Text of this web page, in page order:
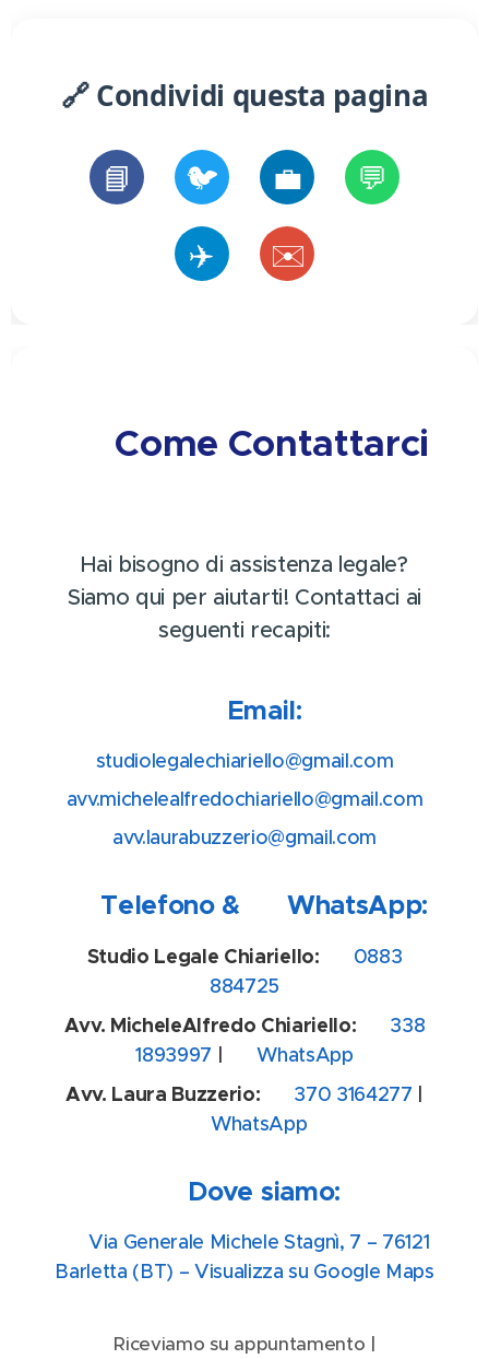
🔗 Condividi questa pagina
📘 🐦 💼
💬
✈️
✉️
📞 Come Contattarci
Hai bisogno di assistenza legale?
Siamo qui per aiutarti! Contattaci ai
seguenti recapiti:
📧 Email:
studiolegalechiariello@gmail.com
avv.michelealfredochiariello@gmail.com
avv.laurabuzzerio@gmail.com
📞 Telefono & 💬 WhatsApp:
Studio Legale Chiariello:
📞 0883
884725
Avv. MicheleAlfredo Chiariello:
📞 338
1893997
💬 WhatsApp
Avv. Laura Buzzerio: 📞 370 3164277
💬 WhatsApp
📍 Dove siamo:
📌 Via Generale Michele Stagnì, 7 – 76121
Barletta (BT) – Visualizza su Google Maps
📅 Riceviamo su appuntamento | 🕒